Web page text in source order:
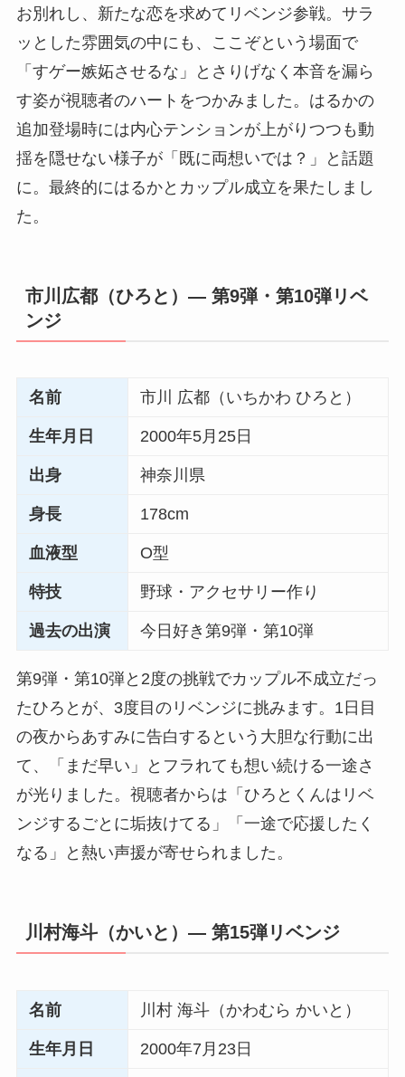
お別れし、新たな恋を求めてリベンジ参戦。サラ
ッとした雰囲気の中にも、ここぞという場面で
「すゲー嫉妬させるな」とさりげなく本音を漏ら
す姿が視聴者のハートをつかみました。はるかの
追加登場時には内心テンションが上がりつつも動
揺を隠せない様子が「既に両想いでは？」と話題
に。最終的にはるかとカップル成立を果たしまし
た。
市川広都（ひろと）― 第9弾・第10弾リベ
ンジ
名前 市川 広都（いちかわ ひろと）
生年月日 2000年5月25日
出身 神奈川県
身長 178cm
血液型 O型
特技 野球・アクセサリー作り
過去の出演 今日好き第9弾・第10弾
第9弾・第10弾と2度の挑戦でカップル不成立だっ
たひろとが、3度目のリベンジに挑みます。1日目
の夜からあすみに告白するという大胆な行動に出
て、「まだ早い」とフラれても想い続ける一途さ
が光りました。視聴者からは「ひろとくんはリベ
ンジするごとに垢抜けてる」「一途で応援したく
なる」と熱い声援が寄せられました。
川村海斗（かいと）― 第15弾リベンジ
名前 川村 海斗（かわむら かいと）
生年月日 2000年7月23日